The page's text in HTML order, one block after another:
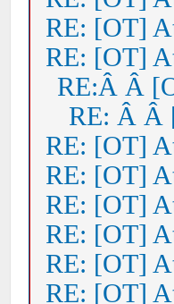
RE: [OT]
RE: [OT]
RE:Â Â
RE: Â Â
RE: [OT]
RE: [OT]
RE: [OT]
RE: [OT]
RE: [OT]
RE: [OT]